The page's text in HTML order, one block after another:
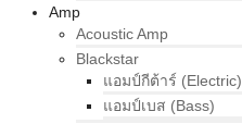
Amp
Acoustic Amp
Blackstar
แอมป์กีต้าร์ (Electric)
แอมป์เบส (Bass)